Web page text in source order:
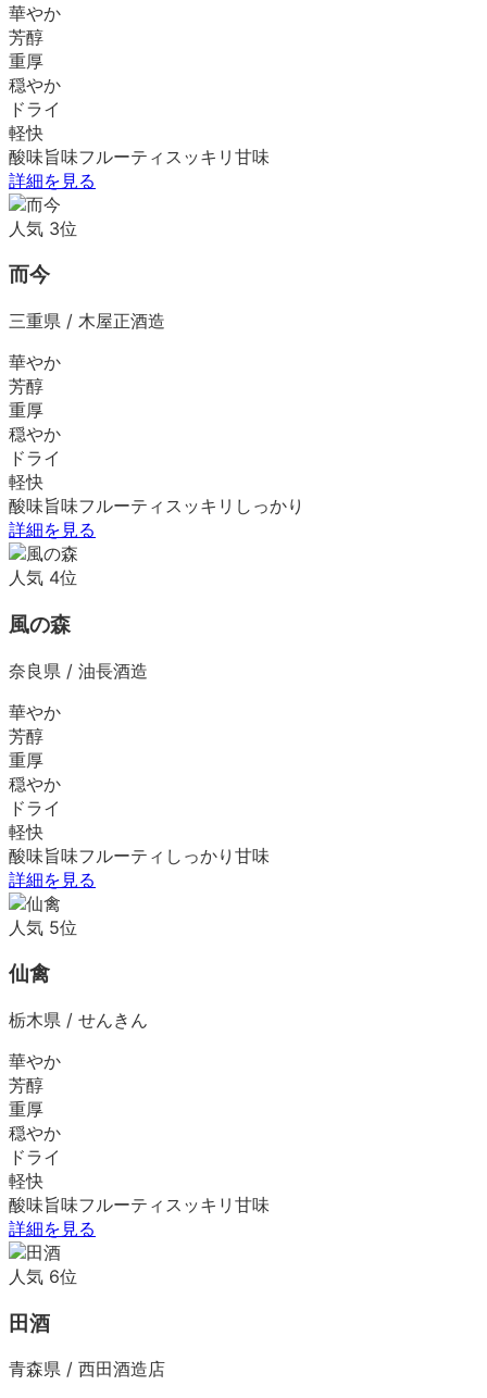
華やか
芳醇
重厚
穏やか
ドライ
軽快
酸味旨味フルーティ スッキリ 甘味
詳細を見る
人気 3位
而今
三重県 / 木屋正酒造
華やか
芳醇
重厚
穏やか
ドライ
軽快
酸味旨味フルーティ スッキリ しっかり
詳細を見る
人気 4位
風の森
奈良県 / 油長酒造
華やか
芳醇
重厚
穏やか
ドライ
軽快
酸味旨味フルーティ しっかり 甘味
詳細を見る
人気 5位
仙禽
栃木県 / せんきん
華やか
芳醇
重厚
穏やか
ドライ
軽快
酸味旨味フルーティ スッキリ 甘味
詳細を見る
人気 6位
田酒
青森県 / 西田酒造店